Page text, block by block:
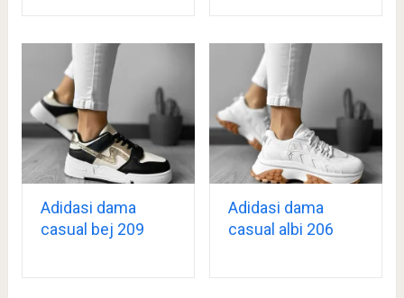
Adidasi dama
casual bej 209
Adidasi dama
casual albi 206